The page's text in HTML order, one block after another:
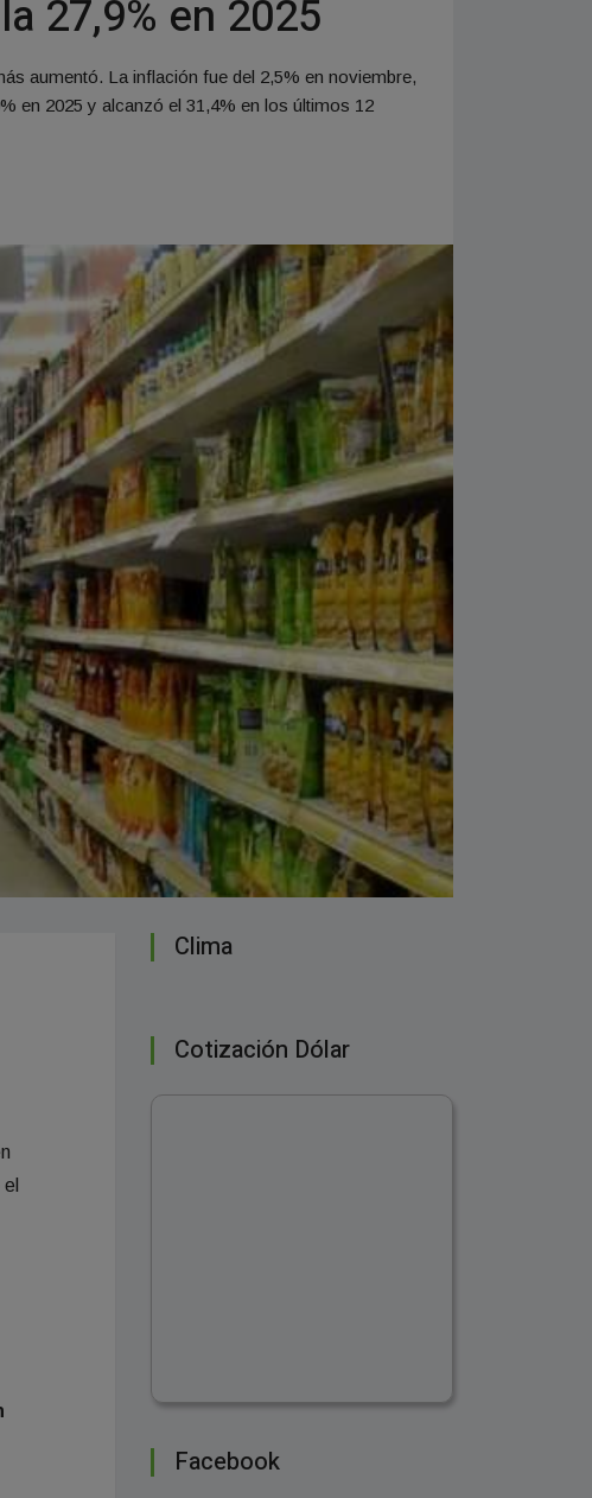
27,9% en 2025
aumentó. La inflación fue del 2,5% en noviembre,
en 2025 y alcanzó el 31,4% en los últimos 12
Clima
Cotización Dólar
Facebook